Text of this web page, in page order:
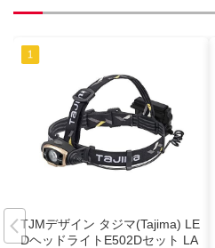
TJMデザイン タジマ(Tajima) LE
DヘッドライトE502Dセット LA